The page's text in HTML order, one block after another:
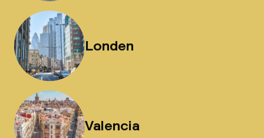
Londen
Valencia